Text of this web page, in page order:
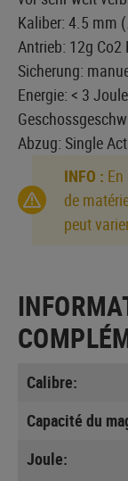
Kaliber: 4.5 mm
Antrieb: 12g Co2
Sicherung:
Energie: < 3 Joule
Abzug: Single
INFO :
de
peut
Calibre:
Capacité du
Joule: